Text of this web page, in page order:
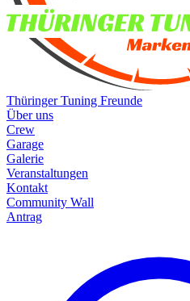
Thüringer Tuning Freunde
Über uns
Crew
Garage
Galerie
Veranstaltungen
Kontakt
Community Wall
Antrag